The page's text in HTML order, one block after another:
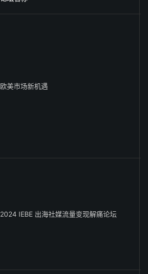
欧美市场新机遇
2024 IEBE 出海社媒流量变现解痛论坛